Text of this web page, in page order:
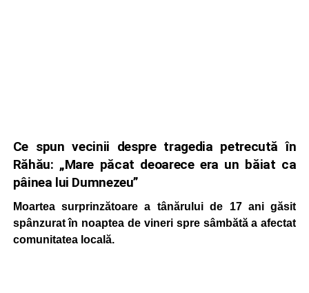
Ce spun vecinii despre tragedia petrecută în
Răhău: „Mare păcat deoarece era un băiat ca
pâinea lui Dumnezeu”
Moartea surprinzătoare a tânărului de 17 ani găsit
spânzurat în noaptea de vineri spre sâmbătă a afectat
comunitatea locală.